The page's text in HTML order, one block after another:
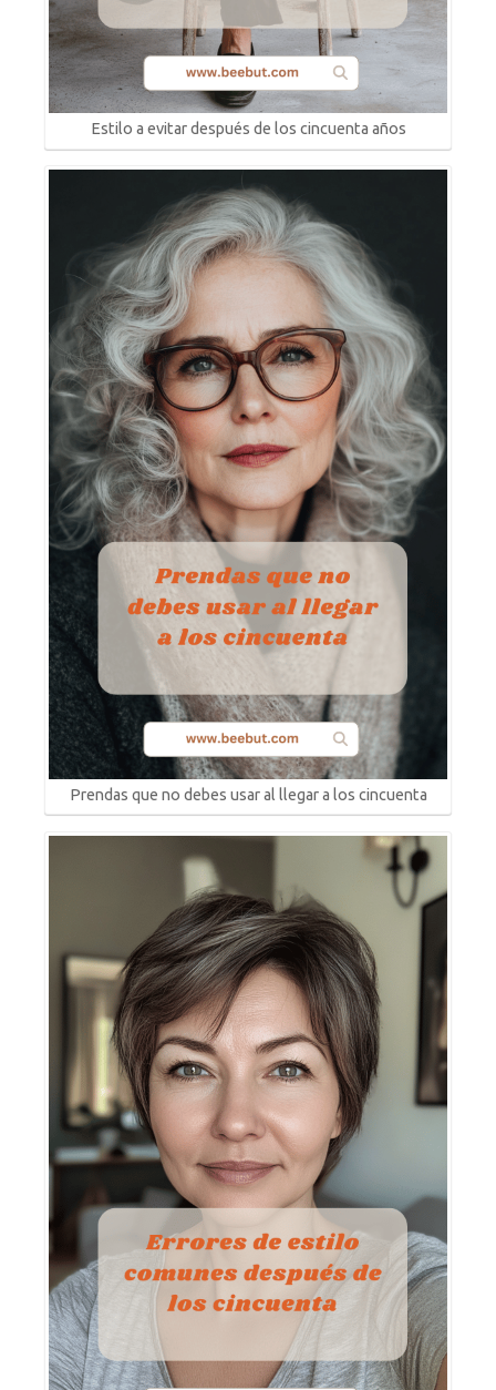
Estilo a evitar después de los cincuenta años
Prendas que no debes usar al llegar a los cincuenta